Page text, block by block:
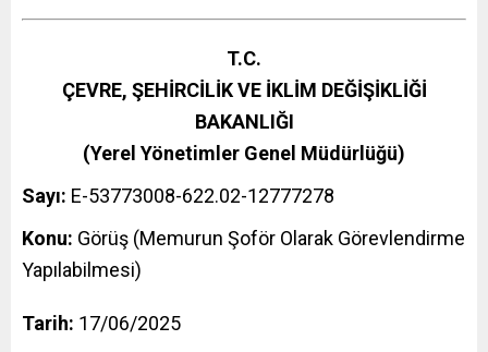
T.C.
ÇEVRE, ŞEHİRCİLİK VE İKLİM DEĞİŞİKLİĞİ
BAKANLIĞI
(Yerel Yönetimler Genel Müdürlüğü)
Sayı: E-53773008-622.02-12777278
Konu: Görüş (Memurun Şoför Olarak Görevlendirme
Yapılabilmesi)
Tarih: 17/06/2025